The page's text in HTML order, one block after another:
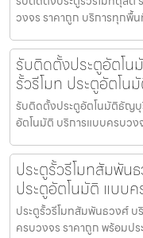
วงจร ราคาถูก บริการทุกพื้
รับติดตั้งประตูอัตโ
รั้วรีโมท ประตูอัตโน
รับติดตั้งประตูอัตโนมัติธัญบุ
อัตโนมัติ บริการแบบครบว
ประตูรั้วรีโมทสัมพัน
ประตูอัตโนมัติ แบบ
ประตูรั้วรีโมทสัมพันธวงศ์ บ
ครบวงจร ราคาถูก พร้อมปร